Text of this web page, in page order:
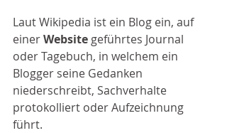
Laut Wikipedia ist ein Blog ein, auf
einer Website geführtes Journal
oder Tagebuch, in welchem ein
Blogger seine Gedanken
niederschreibt, Sachverhalte
protokolliert oder Aufzeichnung
führt.